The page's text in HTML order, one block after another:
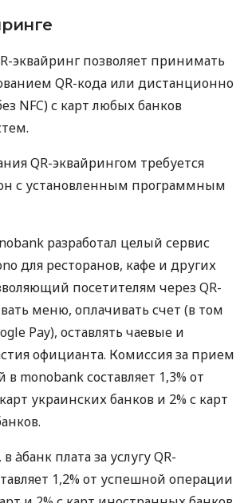
эквайринг позволяет принимать
QR-кода или дистанционно
NFC) с карт любых банков
QR-эквайрингом требуется
с установленным программным
разработал целый сервис
для ресторанов, кафе и других
посетителям через QR-
меню, оплачивать счет (в том
Pay), оставлять чаевые и
официанта. Комиссия за прием
monobank составляет 1,3% от
украинских банков и 2% с карт
àбанк плата за услугу QR-
1,2% от успешной операции